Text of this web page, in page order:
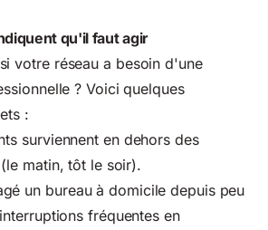
qu'il faut agir
votre réseau a besoin d'une
? Voici quelques
:
surviennent en dehors des
matin, tôt le soir).
un bureau à domicile depuis peu
fréquentes en